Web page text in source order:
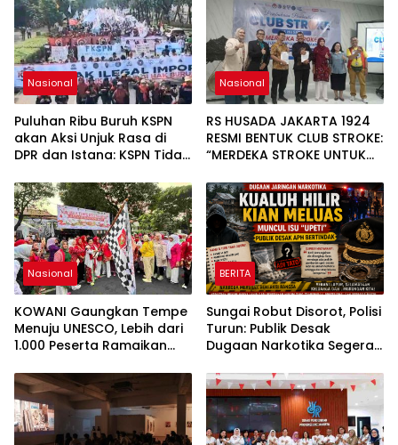
Nasional
Puluhan Ribu Buruh KSPN
akan Aksi Unjuk Rasa di
DPR dan Istana: KSPN Tidak
Politik dan Tidak
Dikooptasi oleh Siapapun
Nasional
RS HUSADA JAKARTA 1924
RESMI BENTUK CLUB STROKE:
“MERDEKA STROKE UNTUK
Nasional
KOWANI Gaungkan Tempe
Menuju UNESCO, Lebih dari
1.000 Peserta Ramaikan
Pangan Nusantara
BERITA
Sungai Robut Disorot, Polisi
Turun: Publik Desak
Dugaan Narkotika Segera